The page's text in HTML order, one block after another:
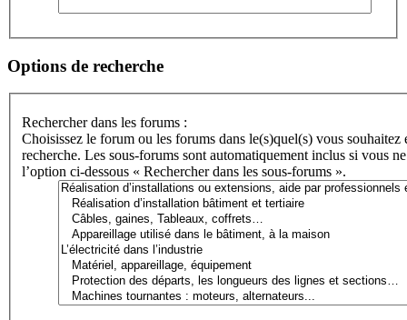
Options de recherche
Rechercher dans les forums :
Choisissez le forum ou les forums dans le(s)quel(s) vous souhaitez
recherche. Les sous-forums sont automatiquement inclus si vous
l’option ci-dessous « Rechercher dans les sous-forums ».